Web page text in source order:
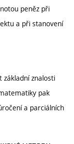
peněz při
a při stanovení
znalosti
pak
a parciálních